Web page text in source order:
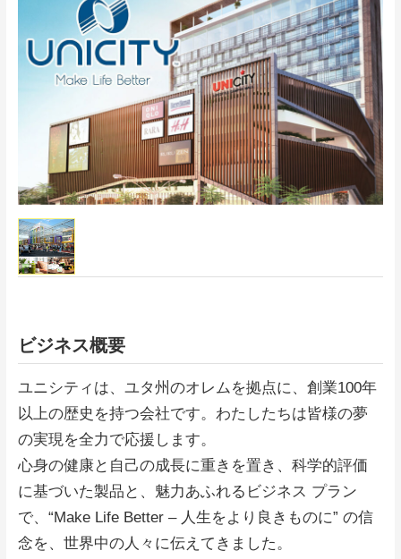
ビジネス概要
ユニシティは、ユタ州のオレムを拠点に、創業100年
以上の歴史を持つ会社です。わたしたちは皆様の夢
の実現を全力で応援します。
心身の健康と自己の成長に重きを置き、科学的評価
に基づいた製品と、魅力あふれるビジネス プラン
で、“Make Life Better – 人生をより良きものに” の信
念を、世界中の人々に伝えてきました。